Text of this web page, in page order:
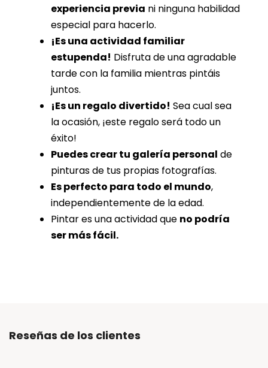
experiencia previa ni ninguna habilidad
especial para hacerlo.
¡Es una actividad familiar
estupenda! Disfruta de una agradable
tarde con la familia mientras pintáis
juntos.
¡Es un regalo divertido! Sea cual sea
la ocasión, ¡este regalo será todo un
éxito!
Puedes crear tu galería personal de
pinturas de tus propias fotografías.
Es perfecto para todo el mundo,
independientemente de la edad.
Pintar es una actividad que no podría
ser más fácil.
Reseñas de los clientes